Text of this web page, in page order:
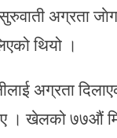
अग्रता
थियो ।
अग्रता
। खेलको ७७औं